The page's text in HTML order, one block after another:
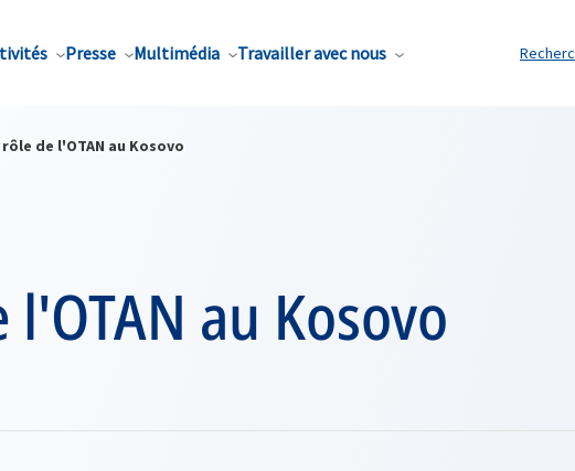
Presse Multimédia Travailler avec nous
rôle de l'OTAN au Kosovo
au Kosovo